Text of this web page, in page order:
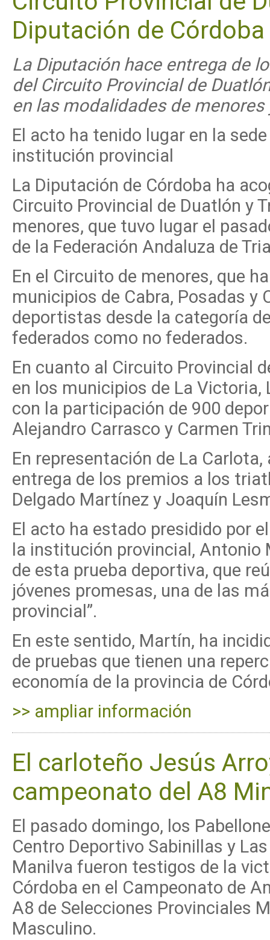
Diputación de Córdoba
La Diputación hace entrega de
del Circuito Provincial de
en las modalidades de menores
El acto ha tenido lugar en la
institución provincial
La Diputación de Córdoba ha
Circuito Provincial de Duatlón y
menores, que tuvo lugar el
de la Federación Andaluza de
En el Circuito de menores, que
municipios de Cabra, Posadas y
deportistas desde la categoría
federados como no federados.
En cuanto al Circuito Provincial
en los municipios de La Victoria,
con la participación de 900
Alejandro Carrasco y Carmen
En representación de La
entrega de los premios a los
Delgado Martínez y Joaquín
El acto ha estado presidido por
la institución provincial,
de esta prueba deportiva, que
jóvenes promesas, una de las
provincial”.
En este sentido, Martín, ha
de pruebas que tienen una
economía de la provincia de
>> ampliar información
El carloteño Jesús
campeonato del A8
El pasado domingo, los
Centro Deportivo Sabinillas y
Manilva fueron testigos de la
Córdoba en el Campeonato de
A8 de Selecciones Provinciales
Masculino.